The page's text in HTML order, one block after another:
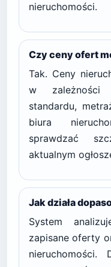
nieruchomości.
Czy ceny ofert
Tak. Ceny
w zależności
standardu,
biura
sprawdzać
aktualnym
Jak działa
System
zapisane oferty